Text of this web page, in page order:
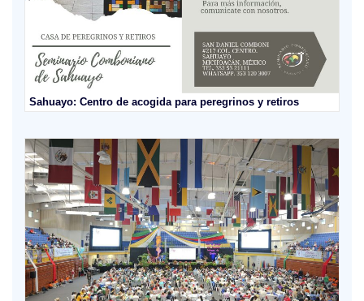
Sahuayo: Centro de acogida para peregrinos y retiros